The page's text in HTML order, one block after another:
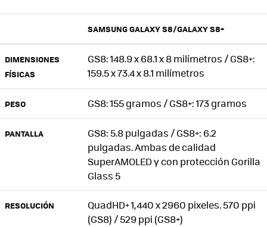
SAMSUNG GALAXY S8/GALAXY S8+
DIMENSIONES
FÍSICAS
GS8: 148.9 x 68.1 x 8 milímetros / GS8+:
159.5 x 73.4 x 8.1 milímetros
PESO GS8: 155 gramos / GS8+: 173 gramos
PANTALLA
GS8: 5.8 pulgadas / GS8+: 6.2
pulgadas. Ambas de calidad
SuperAMOLED y con protección Gorilla
Glass 5
RESOLUCIÓN
QuadHD+ 1,440 x 2960 pixeles. 570 ppi
(GS8) / 529 ppi (GS8+)